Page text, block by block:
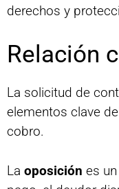
derechos y
Relación
La solicitud de
elementos clave
cobro.
La oposición es